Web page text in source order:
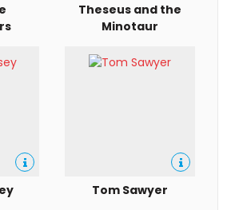
Theseus and the
Minotaur
Tom Sawyer